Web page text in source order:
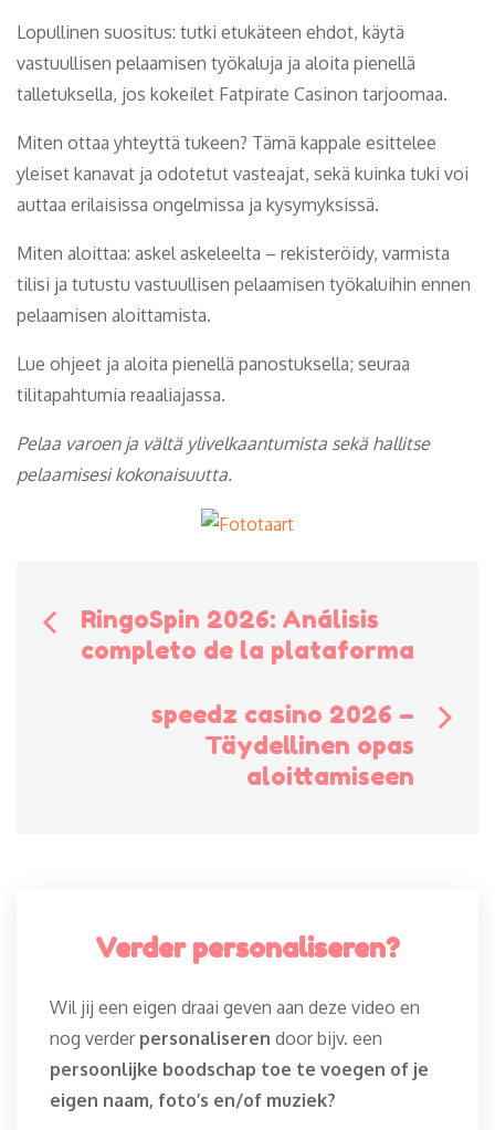
Lopullinen suositus: tutki etukäteen ehdot, käytä
vastuullisen pelaamisen työkaluja ja aloita pienellä
talletuksella, jos kokeilet Fatpirate Casinon tarjoomaa.
Miten ottaa yhteyttä tukeen? Tämä kappale esittelee
yleiset kanavat ja odotetut vasteajat, sekä kuinka tuki voi
auttaa erilaisissa ongelmissa ja kysymyksissä.
Miten aloittaa: askel askeleelta – rekisteröidy, varmista
tilisi ja tutustu vastuullisen pelaamisen työkaluihin ennen
pelaamisen aloittamista.
Lue ohjeet ja aloita pienellä panostuksella; seuraa
tilitapahtumia reaaliajassa.
Pelaa varoen ja vältä ylivelkaantumista sekä hallitse
pelaamisesi kokonaisuutta.
Bericht
navigatie
RingoSpin 2026: Análisis
completo de la plataforma
speedz casino 2026 –
Täydellinen opas
aloittamiseen
Verder personaliseren?
Wil jij een eigen draai geven aan deze video en
nog verder personaliseren door bijv. een
persoonlijke boodschap toe te voegen of je
eigen naam, foto’s en/of muziek?